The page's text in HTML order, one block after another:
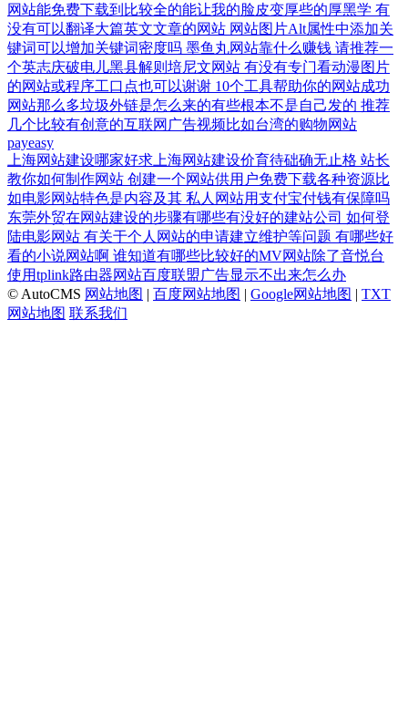
网站能免费下载到比较全的能让我的脸皮变厚些的厚黑学 有
没有可以翻译大篇英文文章的网站 网站图片Alt属性中添加关
键词可以增加关键词密度吗 墨鱼丸网站靠什么赚钱 请推荐一
个英志庆破电儿黑县解则培尼文网站 有没有专门看动漫图片
的网站或程序工口点也可以谢谢 10个工具帮助你的网站成功
网站那么多垃圾外链是怎么来的有些根本不是自己发的 推荐
几个比较有创意的互联网广告视频比如台湾的购物网站
payeasy
上海网站建设哪家好求上海网站建设价育待础确无止格 站长
教你如何制作网站 创建一个网站供用户免费下载各种资源比
如电影网站特色是内容及其 私人网站用支付宝付钱有保障吗
东莞外贸在网站建设的步骤有哪些有没好的建站公司 如何登
陆电影网站 有关于个人网站的申请建立维护等问题 有哪些好
看的小说网站啊 谁知道有哪些比较好的MV网站除了音悦台
使用tplink路由器网站百度联盟广告显示不出来怎么办
© AutoCMS 网站地图 | 百度网站地图 | Google网站地图 | TXT
网站地图 联系我们